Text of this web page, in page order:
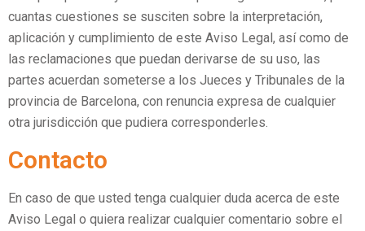
cuantas cuestiones se susciten sobre la interpretación,
aplicación y cumplimiento de este Aviso Legal, así como de
las reclamaciones que puedan derivarse de su uso, las
partes acuerdan someterse a los Jueces y Tribunales de la
provincia de Barcelona, con renuncia expresa de cualquier
otra jurisdicción que pudiera corresponderles.
Contacto
En caso de que usted tenga cualquier duda acerca de este
Aviso Legal o quiera realizar cualquier comentario sobre el